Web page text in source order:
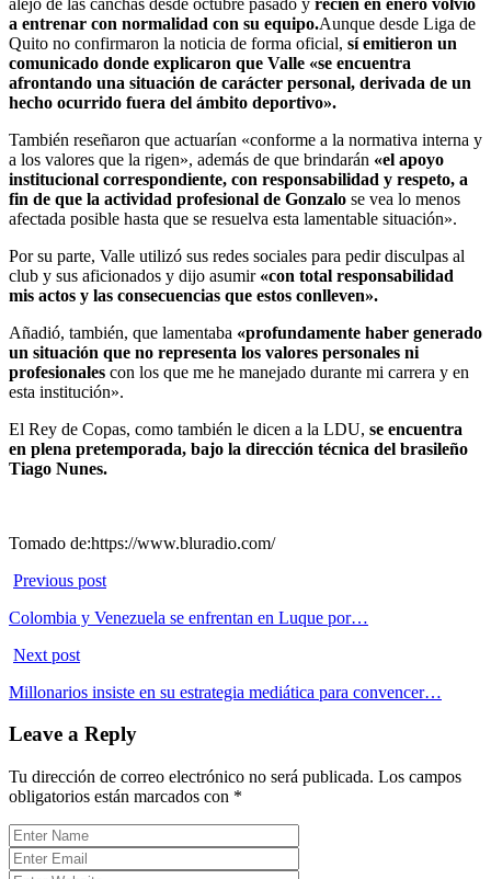
a entrenar con normalidad con su equipo.Aunque desde Liga de
Quito no confirmaron la noticia de forma oficial, sí emitieron un
comunicado donde explicaron que Valle «se encuentra
afrontando una situación de carácter personal, derivada de un
hecho ocurrido fuera del ámbito deportivo».
También reseñaron que actuarían «conforme a la normativa interna y
a los valores que la rigen», además de que brindarán «el apoyo
institucional correspondiente, con responsabilidad y respeto, a
fin de que la actividad profesional de Gonzalo se vea lo menos
afectada posible hasta que se resuelva esta lamentable situación».
Por su parte, Valle utilizó sus redes sociales para pedir disculpas al
club y sus aficionados y dijo asumir «con total responsabilidad
mis actos y las consecuencias que estos conlleven».
Añadió, también, que lamentaba «profundamente haber generado
un situación que no representa los valores personales ni
profesionales con los que me he manejado durante mi carrera y en
esta institución».
El Rey de Copas, como también le dicen a la LDU, se encuentra
en plena pretemporada, bajo la dirección técnica del brasileño
Tiago Nunes.
Tomado de:https://www.bluradio.com/
Previous post
Colombia y Venezuela se enfrentan en Luque por…
Next post
Millonarios insiste en su estrategia mediática para convencer…
Leave a Reply
Tu dirección de correo electrónico no será publicada. Los campos
obligatorios están marcados con *